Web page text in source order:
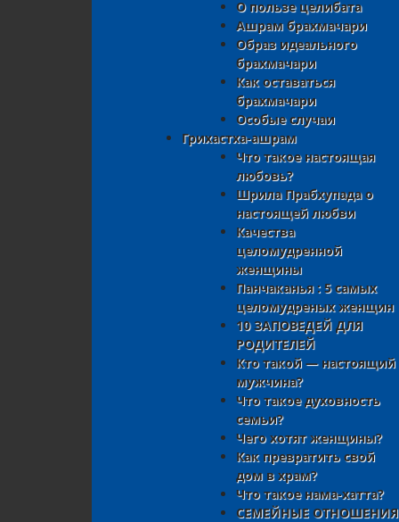
О пользе целибата
Ашрам брахмачари
Образ идеального
брахмачари
Как оставаться
брахмачари
Особые случаи
Грихастха-ашрам
Что такое настоящая
любовь?
Шрила Прабхупада о
настоящей любви
Качества
целомудренной
женщины
Панчаканья : 5 самых
целомудреных женщин
10 ЗАПОВЕДЕЙ ДЛЯ
РОДИТЕЛЕЙ
Кто такой — настоящий
мужчина?
Что такое духовность
семьи?
Чего хотят женщины?
Как превратить свой
дом в храм?
Что такое нама-хатта?
СЕМЕЙНЫЕ ОТНОШЕНИЯ